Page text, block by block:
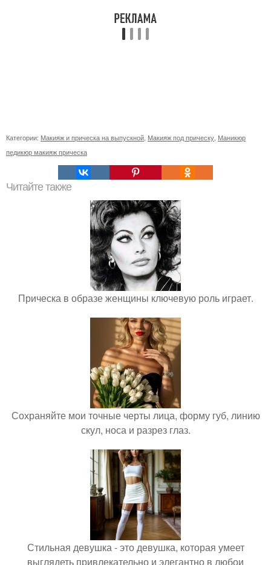
Категории: Макияж и прическа на выпускной Макияж под прическу Маникюр
педикюр макияж прическа
Читайте также
Прическа в образе женщины ключевую роль играет.
Сохраняйте мои точные черты лица, форму губ, линию
скул, носа и разрез глаз.
Стильная девушка - это девушка, которая умеет
выглядеть привлекательно и элегантно в любои